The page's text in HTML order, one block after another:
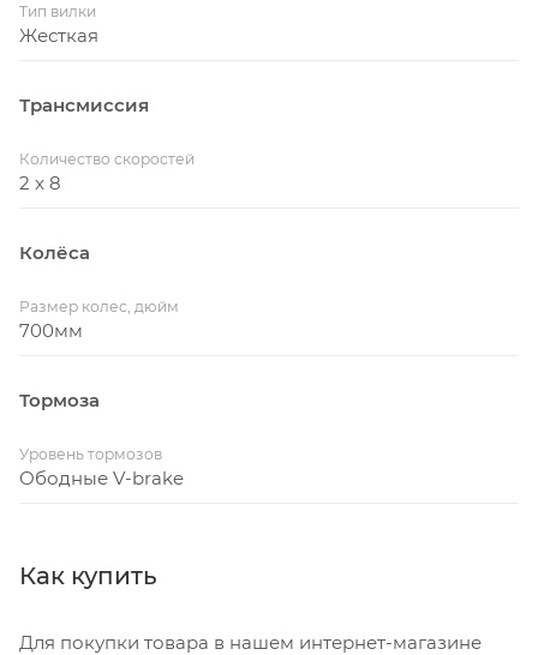
Тип вилки
Жесткая
Трансмиссия
Количество скоростей
2 x 8
Колёса
Размер колес, дюйм
700мм
Тормоза
Уровень тормозов
Ободные V-brake
Как купить
Для покупки товара в нашем интернет-магазине